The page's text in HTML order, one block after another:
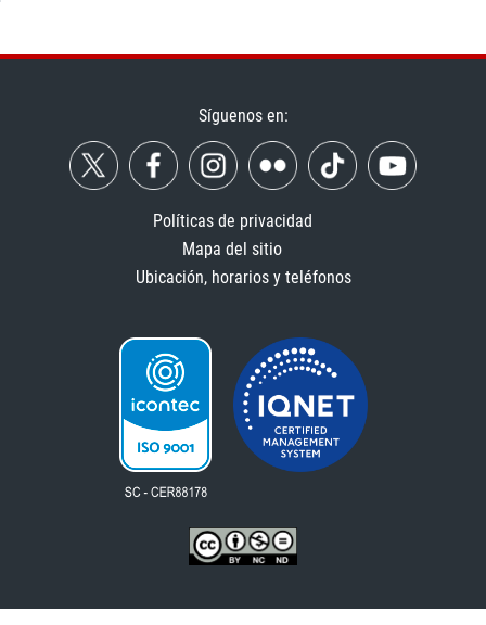
Síguenos en:
Políticas de privacidad
Mapa del sitio
Ubicación, horarios y teléfonos